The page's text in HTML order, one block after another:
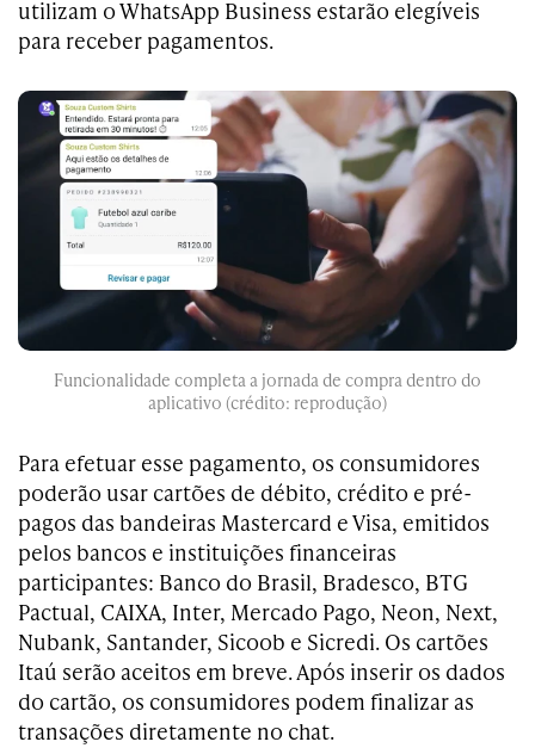
utilizam o WhatsApp Business estarão elegíveis
para receber pagamentos.
Funcionalidade completa a jornada de compra dentro do
aplicativo (crédito: reprodução)
Para efetuar esse pagamento, os consumidores
poderão usar cartões de débito, crédito e pré-
pagos das bandeiras Mastercard e Visa, emitidos
pelos bancos e instituições financeiras
participantes: Banco do Brasil, Bradesco, BTG
Pactual, CAIXA, Inter, Mercado Pago, Neon, Next,
Nubank, Santander, Sicoob e Sicredi. Os cartões
Itaú serão aceitos em breve. Após inserir os dados
do cartão, os consumidores podem finalizar as
transações diretamente no chat.